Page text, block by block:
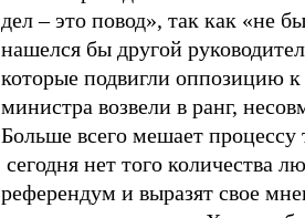
дел – это повод», так как «не
нашелся бы другой
которые подвигли оппозицию
министра возвели в ранг,
Больше всего мешает
сегодня нет того количества
референдум и выразят свое